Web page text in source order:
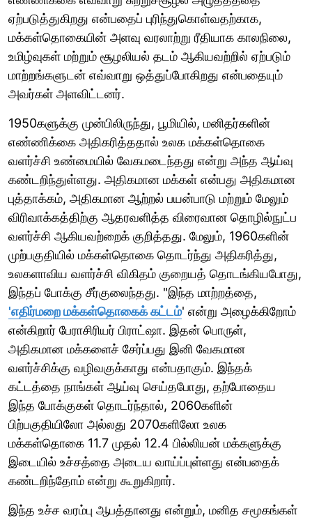
ஏற்படுத்துகிறது என்பதைப் புரிந்துகொள்வதற்காக,
மக்கள்தொகையின் அளவு வரலாற்று ரீதியாக காலநிலை,
உமிழ்வுகள் மற்றும் சூழலியல் தடம் ஆகியவற்றில் ஏற்படும்
மாற்றங்களுடன் எவ்வாறு ஒத்துப்போகிறது என்பதையும்
அவர்கள் அளவிட்டனர்.
1950களுக்கு முன்பிலிருந்து, பூமியில், மனிதர்களின்
எண்ணிக்கை அதிகரித்ததால் உலக மக்கள்தொகை
வளர்ச்சி உண்மையில் வேகமடைந்தது என்று அந்த ஆய்வு
கண்டறிந்துள்ளது. அதிகமான மக்கள் என்பது அதிகமான
புத்தாக்கம், அதிகமான ஆற்றல் பயன்பாடு மற்றும் மேலும்
விரிவாக்கத்திற்கு ஆதரவளித்த விரைவான தொழில்நுட்ப
வளர்ச்சி ஆகியவற்றைக் குறித்தது. மேலும், 1960களின்
முற்பகுதியில் மக்கள்தொகை தொடர்ந்து அதிகரித்து,
உலகளாவிய வளர்ச்சி விகிதம் குறையத் தொடங்கியபோது,
​​இந்தப் போக்கு சீர்குலைந்தது. "இந்த மாற்றத்தை,
'எதிர்மறை மக்கள்தொகைக் கட்டம்' என்று அழைக்கிறோம்
என்கிறார் பேராசிரியர் பிராட்ஷா. இதன் பொருள்,
அதிகமான மக்களைச் சேர்ப்பது இனி வேகமான
வளர்ச்சிக்கு வழிவகுக்காது என்பதாகும். இந்தக்
கட்டத்தை நாங்கள் ஆய்வு செய்தபோது, ​​தற்போதைய
இந்த போக்குகள் தொடர்ந்தால், 2060களின்
பிற்பகுதியிலோ அல்லது 2070களிலோ உலக
மக்கள்தொகை 11.7 முதல் 12.4 பில்லியன் மக்களுக்கு
இடையில் உச்சத்தை அடைய வாய்ப்புள்ளது என்பதைக்
கண்டறிந்தோம் என்று கூறுகிறார்.
இந்த உச்ச வரம்பு ஆபத்தானது என்றும், மனித சமூகங்கள்